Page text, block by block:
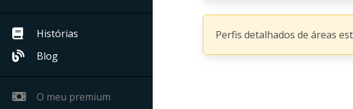
Histórias
Blog
O meu premium
Perfis detalhados de áreas